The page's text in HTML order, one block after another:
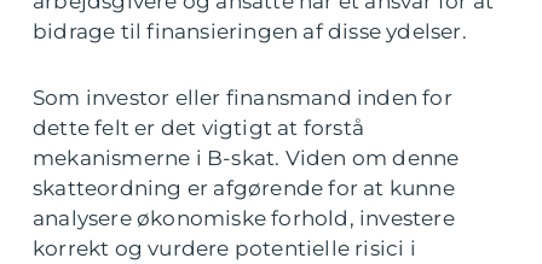
bidrage til finansieringen af disse ydelser.
Som investor eller finansmand inden for
dette felt er det vigtigt at forstå
mekanismerne i B-skat. Viden om denne
skatteordning er afgørende for at kunne
analysere økonomiske forhold, investere
korrekt og vurdere potentielle risici i